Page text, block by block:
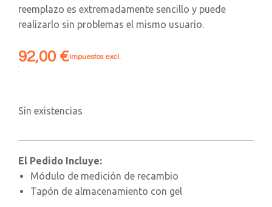
reemplazo es extremadamente sencillo y puede
realizarlo sin problemas el mismo usuario.
92,00 €impuestos excl.
Sin existencias
El Pedido Incluye:
Módulo de medición de recambio
Tapón de almacenamiento con gel